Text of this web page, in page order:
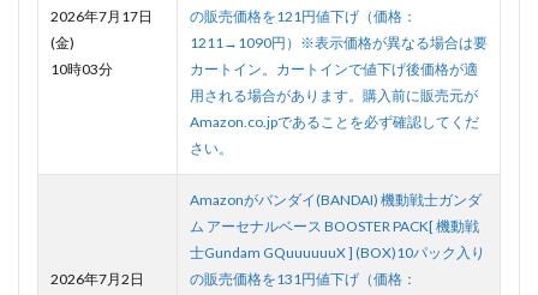
2026年7月17日
(金)
10時03分
の販売価格を121円値下げ（価格：
1211→1090円）※表示価格が異なる場合は要
カートイン。カートインで値下げ後価格が適
用される場合があります。購入前に販売元が
Amazon.co.jpであることを必ず確認してくだ
さい。
2026年7月2日
Amazonがバンダイ(BANDAI) 機動戦士ガンダ
ム アーセナルベース BOOSTER PACK[ 機動戦
士Gundam GQuuuuuuX ] (BOX)10パック入り
の販売価格を131円値下げ（価格：